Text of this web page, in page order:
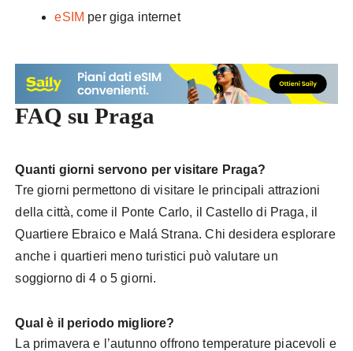
eSIM per giga internet
FAQ su Praga
Quanti giorni servono per visitare Praga?
Tre giorni permettono di visitare le principali attrazioni
della città, come il Ponte Carlo, il Castello di Praga, il
Quartiere Ebraico e Malá Strana. Chi desidera esplorare
anche i quartieri meno turistici può valutare un
soggiorno di 4 o 5 giorni.
Qual è il periodo migliore?
La primavera e l’autunno offrono temperature piacevoli e